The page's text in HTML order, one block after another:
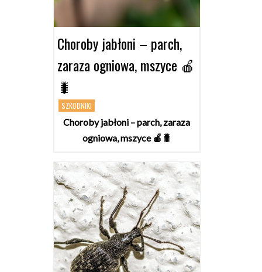
Choroby jabłoni – parch,
zaraza ogniowa, mszyce 🍎
🐛
SZKODNIKI
Choroby jabłoni – parch, zaraza
ogniowa, mszyce 🍎🐛